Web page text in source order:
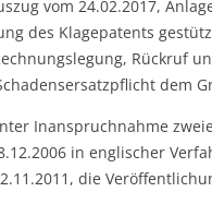
vom 24.02.2017,
des Klagepatents
Rückruf
dem
Inanspruchnahme
in englischer
die